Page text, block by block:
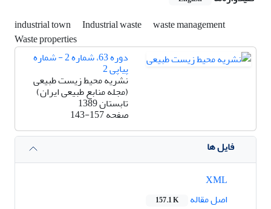
industrial town Industrial waste
waste management
Waste properties
دوره 63، شماره 2 - شماره
پیاپی 2
نشریه محیط زیست طبیعی
(مجله منابع طبیعی ایران)
تابستان 1389
صفحه143-157
فایل ها
اصل مقاله
157.1 K